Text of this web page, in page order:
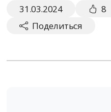
31.03.2024 8
Поделиться